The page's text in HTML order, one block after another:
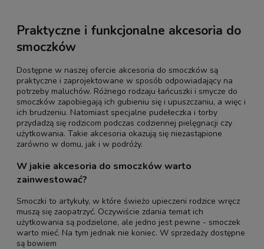
Praktyczne i funkcjonalne akcesoria do
smoczków
Dostępne w naszej ofercie akcesoria do smoczków są
praktyczne i zaprojektowane w sposób odpowiadający na
potrzeby maluchów. Różnego rodzaju łańcuszki i smycze do
smoczków zapobiegają ich gubieniu się i upuszczaniu, a więc i
ich brudzeniu. Natomiast specjalne pudełeczka i torby
przydadzą się rodzicom podczas codziennej pielęgnacji czy
użytkowania. Takie akcesoria okazują się niezastąpione
zarówno w domu, jak i w podróży.
W jakie akcesoria do smoczków warto
zainwestować?
Smoczki to artykuły, w które świeżo upieczeni rodzice wręcz
muszą się zaopatrzyć. Oczywiście zdania temat ich
użytkowania są podzielone, ale jedno jest pewne - smoczek
warto mieć. Na tym jednak nie koniec. W sprzedaży dostępne
są bowiem